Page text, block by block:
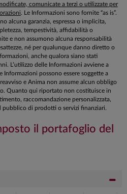
comunicate a terzi o utilizzate per
. Le Informazioni sono fornite “as is”.
alcuna garanzia, espressa o implicita,
tempestività, affidabilità o
e non assumono alcuna responsabilità
né per qualunque danno diretto o
anche qualora siano stati
L’utilizzo delle Informazioni avviene a
Informazioni possono essere soggette a
e Anima non assume alcun obbligo
Quanto qui riportato non costituisce in
raccomandazione personalizzata,
pubblico di prodotti o servizi finanziari.
il portafoglio del